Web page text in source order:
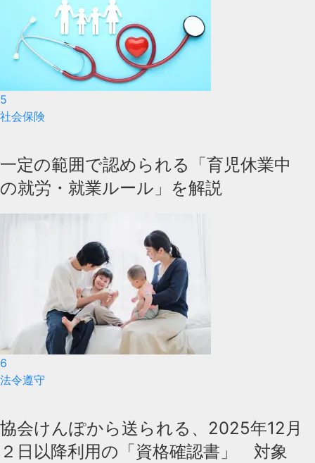
5
社会保険
一定の範囲で認められる「育児休業中
の就労・就業ルール」を解説
6
法令遵守
協会けんぽから送られる、2025年12月
２日以降利用の「資格確認書」 対象